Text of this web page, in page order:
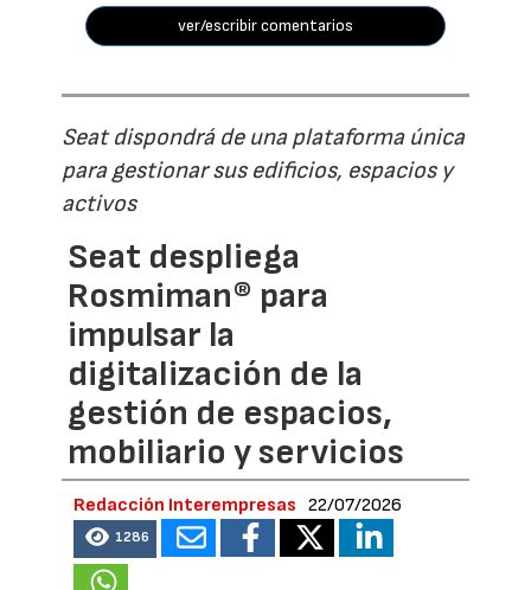
ver/escribir comentarios
Seat dispondrá de una plataforma única
para gestionar sus edificios, espacios y
activos
Seat despliega
Rosmiman® para
impulsar la
digitalización de la
gestión de espacios,
mobiliario y servicios
Redacción Interempresas 22/07/2026
1286